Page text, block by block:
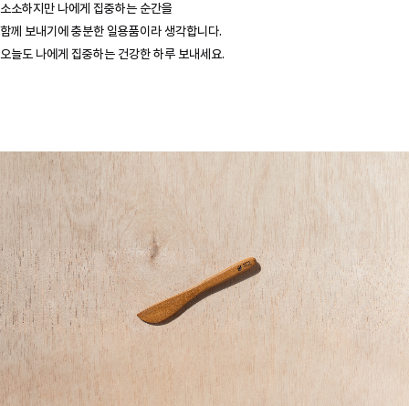
소소하지만 나에게 집중하는 순간을
함께 보내기에 충분한 일용품이라 생각합니다.
오늘도 나에게 집중하는 건강한 하루 보내세요.